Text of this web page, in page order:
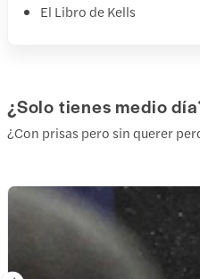
El Libro de Kells
¿Solo tienes medio
¿Con prisas pero sin querer